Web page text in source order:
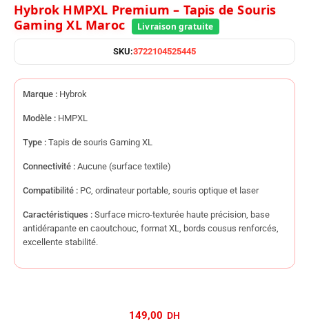
Hybrok HMPXL Premium – Tapis de Souris
Gaming XL Maroc
SKU:3722104525445
Marque : Hybrok
Modèle : HMPXL
Type : Tapis de souris Gaming XL
Connectivité : Aucune (surface textile)
Compatibilité : PC, ordinateur portable, souris optique et laser
Caractéristiques : Surface micro-texturée haute précision, base
antidérapante en caoutchouc, format XL, bords cousus renforcés,
excellente stabilité.